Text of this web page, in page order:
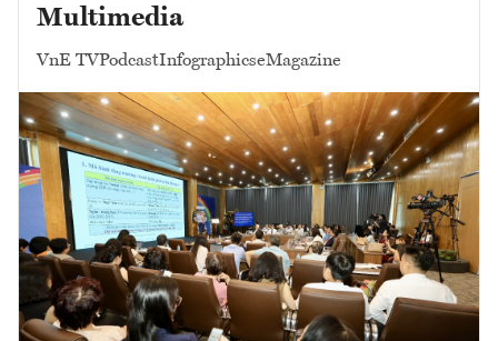
Multimedia
VnE TVPodcastInfographicseMagazine